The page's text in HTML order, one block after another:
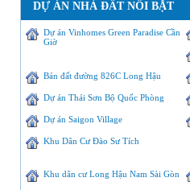
DỰ ÁN NHÀ ĐẤT NỔI BẬT
Dự án Vinhomes Green Paradise Cần
Giờ
Bán đất đường 826C Long Hậu
Dự án Thái Sơn Bộ Quốc Phòng
Dự án Saigon Village
Khu Dân Cư Đào Sư Tích
Khu dân cư Long Hậu Nam Sài Gòn